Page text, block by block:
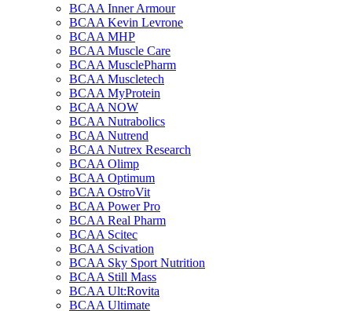
BCAA Inner Armour
BCAA Kevin Levrone
BCAA MHP
BCAA Muscle Care
BCAA MusclePharm
BCAA Muscletech
BCAA MyProtein
BCAA NOW
BCAA Nutrabolics
BCAA Nutrend
BCAA Nutrex Research
BCAA Olimp
BCAA Optimum
BCAA OstroVit
BCAA Power Pro
BCAA Real Pharm
BCAA Scitec
BCAA Scivation
BCAA Sky Sport Nutrition
BCAA Still Mass
BCAA Ult:Rovita
BCAA Ultimate